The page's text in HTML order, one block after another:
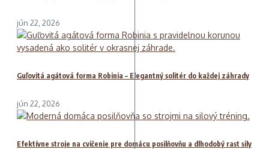
jún 22, 2026
Guľovitá agátová forma Robinia – Elegantný solitér do každej záhrady
jún 22, 2026
Efektívne stroje na cvičenie pre domácu posilňovňu a dlhodobý rast sily